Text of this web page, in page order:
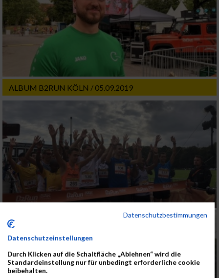
ALBUM B2RUN KÖLN / 05.09.2019
Datenschutzbestimmungen
Datenschutzeinstellungen
Durch Klicken auf die Schaltfläche „Ablehnen“ wird die
Standardeinstellung nur für unbedingt erforderliche cookie
beibehalten.